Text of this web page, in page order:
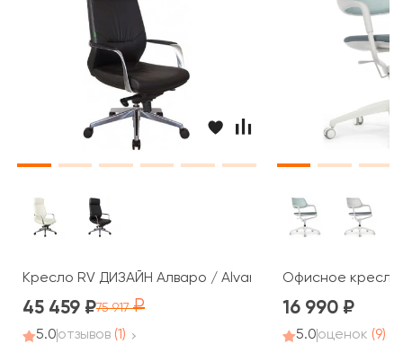
Кресло RV ДИЗАЙН Алваро / Alvaro (A1815)
45 459 75 917
5.0отзывов (1)
Офисное кресло
16 990
5.0оценок (9)